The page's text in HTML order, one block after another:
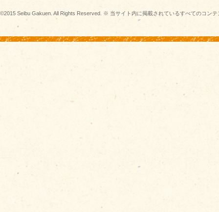
©2015 Seibu Gakuen. All Rights Reserved. ※ 当サイト内に掲載されているすべてのコン